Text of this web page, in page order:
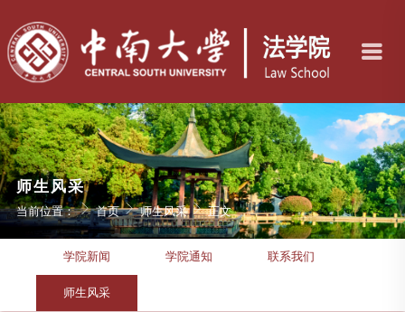
师生风采
当前位置： 首页 师生风采 正文
学院新闻 学院通知 联系我们
师生风采